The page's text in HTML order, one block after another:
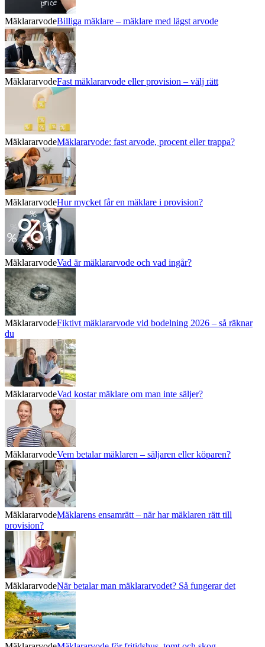
MäklararvodeBilliga mäklare – mäklare med lägst arvode
MäklararvodeFast mäklararvode eller provision – välj rätt
MäklararvodeMäklararvode: fast arvode, procent eller trappa?
MäklararvodeHur mycket får en mäklare i provision?
MäklararvodeVad är mäklararvode och vad ingår?
MäklararvodeFiktivt mäklararvode vid bodelning 2026 – så räknar
du
MäklararvodeVad kostar mäklare om man inte säljer?
MäklararvodeVem betalar mäklaren – säljaren eller köparen?
MäklararvodeMäklarens ensamrätt – när har mäklaren rätt till
provision?
MäklararvodeNär betalar man mäklararvodet? Så fungerar det